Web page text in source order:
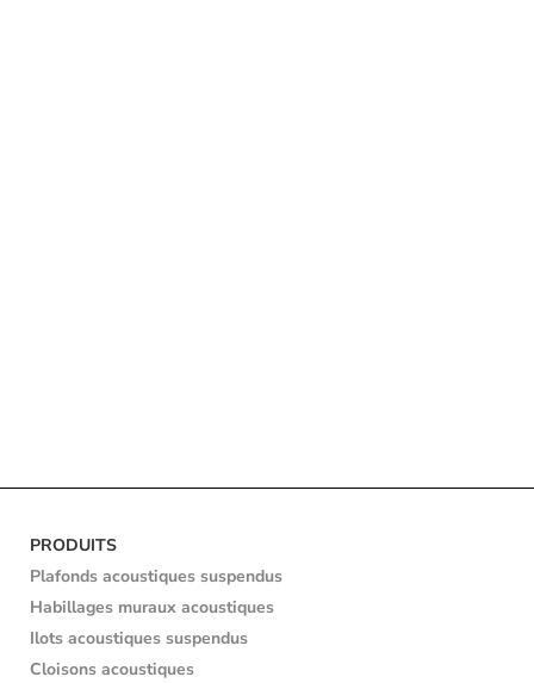
PRODUITS
Plafonds acoustiques suspendus
Habillages muraux acoustiques
Ilots acoustiques suspendus
Cloisons acoustiques